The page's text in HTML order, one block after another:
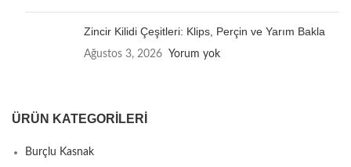
Zincir Kilidi Çeşitleri: Klips, Perçin ve Yarım Bakla
Ağustos 3, 2026 Yorum yok
ÜRÜN KATEGORILERI
Burçlu Kasnak